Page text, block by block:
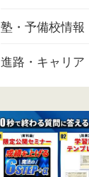
塾・予備校情報
進路・キャリア